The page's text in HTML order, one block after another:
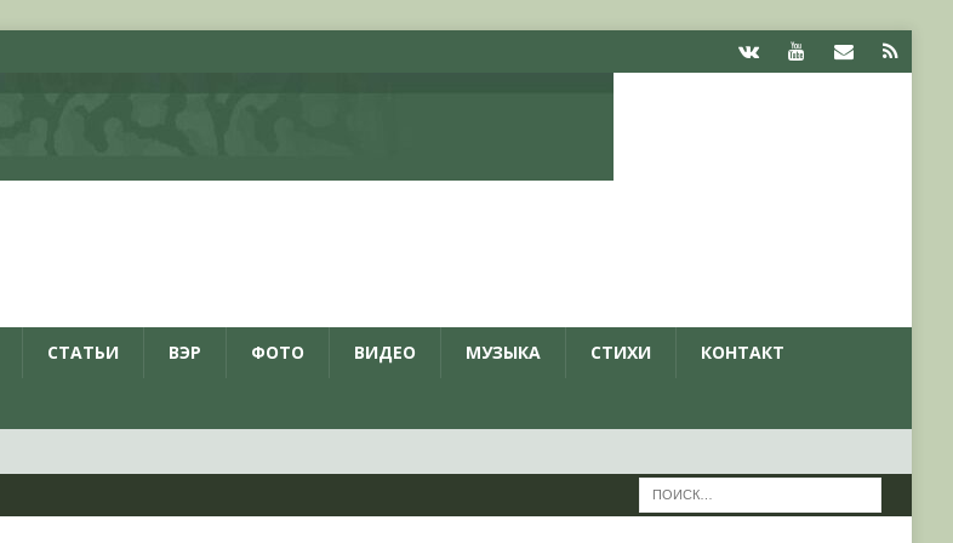
СТАТЬИ ВЭР ФОТО ВИДЕО МУЗЫКА СТИХИ КОНТАКТ